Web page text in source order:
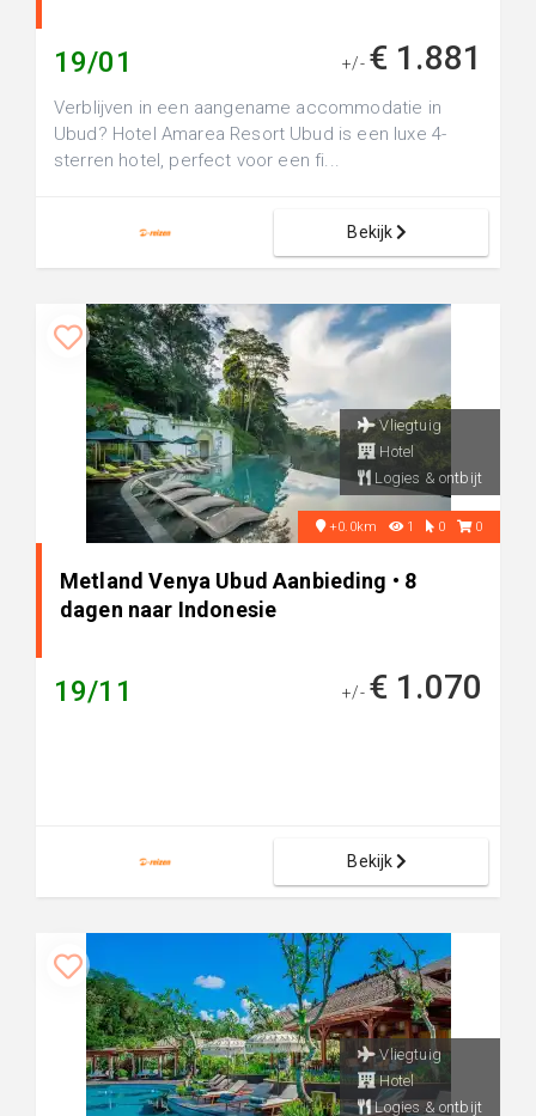
19/01 +/- € 1.881
Verblijven in een aangename accommodatie in
Ubud? Hotel Amarea Resort Ubud is een luxe 4-
sterren hotel, perfect voor een fi...
Bekijk
Vliegtuig
Hotel
Logies & ontbijt
+0.0km 1 0 0
Metland Venya Ubud Aanbieding • 8
dagen naar Indonesie
19/11 +/- € 1.070
Bekijk
Vliegtuig
Hotel
Logies & ontbijt